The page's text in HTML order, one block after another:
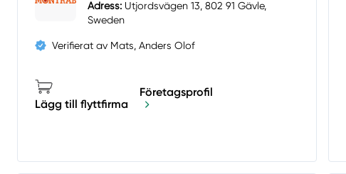
Adress: Utjordsvägen 13, 802 91 Gävle,
Sweden
Verifierat av Mats, Anders Olof
Lägg till flyttfirma
Företagsprofil